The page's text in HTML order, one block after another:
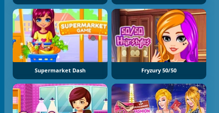
Supermarket Dash Fryzury 50/50